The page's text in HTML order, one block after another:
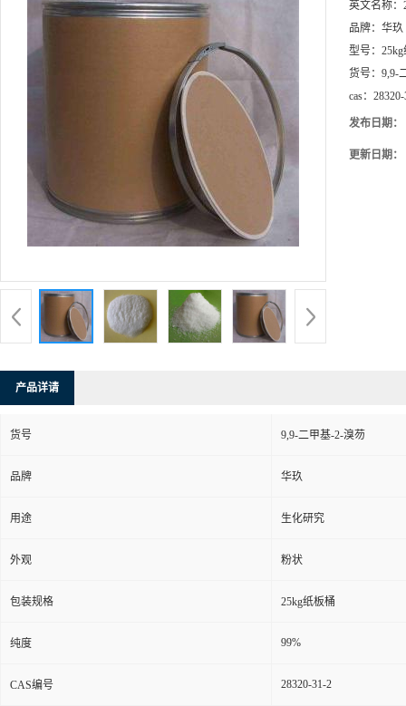
英文名称：
品牌： 华玖
型号：
货号： 9,9-
cas：
发布日期：
更新日期：
产品详请
货号 9,9-二甲基-2-溴芴
品牌 华玖
用途 生化研究
外观 粉状
包装规格 25kg纸板桶
纯度 99%
CAS编号 28320-31-2